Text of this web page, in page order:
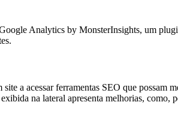
Analytics by MonsterInsights, um
a acessar ferramentas SEO que possam
na lateral apresenta melhorias, como,